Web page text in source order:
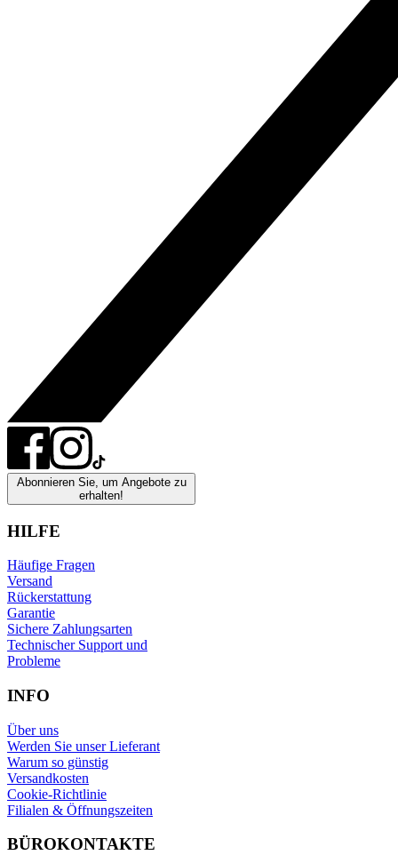
Abonnieren Sie, um Angebote zu
erhalten!
HILFE
Häufige Fragen
Versand
Rückerstattung
Garantie
Sichere Zahlungsarten
Technischer Support und
Probleme
INFO
Über uns
Werden Sie unser Lieferant
Warum so günstig
Versandkosten
Cookie-Richtlinie
Filialen & Öffnungszeiten
BÜROKONTAKTE